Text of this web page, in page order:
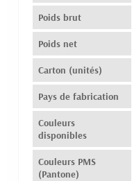
Poids brut
Poids net
Carton (unités)
Pays de fabrication
Couleurs
disponibles
Couleurs PMS
(Pantone)